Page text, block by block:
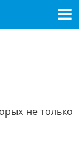
не только